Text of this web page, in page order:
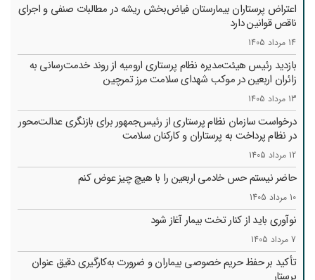
اعتراض پرستاران بیمارستان فیاض‌بخش ریشه در مطالبات صنفی و اجرای
ناقص قوانین دارد
14 مرداد 1405
بازدید رئیس هیئت‌مدیره نظام پرستاری ارومیه از روند خدمت‌رسانی به
زائران اربعین در موکب شهدای سلامت مرز تمرچین
13 مرداد 1405
درخواست سازمان نظام پرستاری از رئیس‌جمهور برای بازنگری عدالت‌محور
در نظام پرداخت به پرستاران و کارکنان سلامت
12 مرداد 1405
حاضر نیستم حس خادمی اربعین را با هیچ چیز عوض کنم
10 مرداد 1405
نوآوری باید از کنار تخت بیمار آغاز شود
7 مرداد 1405
تأکید بر حفظ حریم خصوصی بیماران و ضرورت به‌کارگیری دقیق عنوان
پرستار